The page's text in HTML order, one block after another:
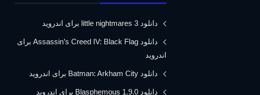
دانلود little nightmares 3 برای اندروید
دانلود Assassin’s Creed IV: Black Flag برای
اندروید
دانلود Batman: Arkham City برای اندروید
دانلود Blasphemous 1.9.0 برای اندروید